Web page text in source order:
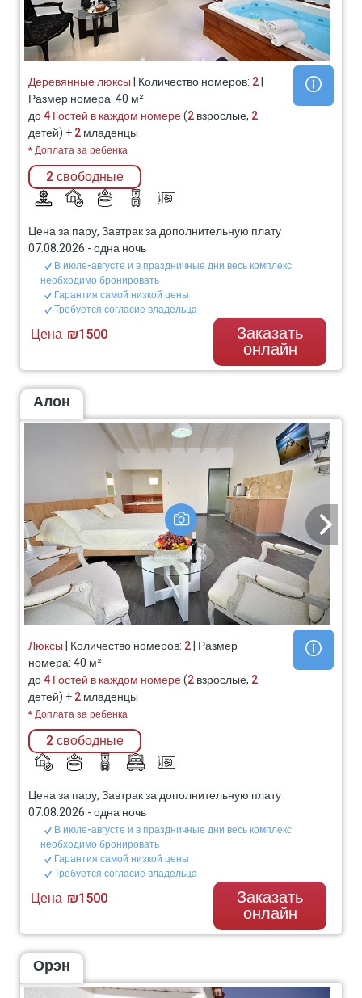
Деревянные люксы| Количество номеров: 2|
Размер номера: 40 м²
до4 Гостей в каждом номере(2взрослые, 2
детей) +2младенцы
* Доплата за ребенка
2 свободные
Цена за пару, Завтрак за дополнительную плату
07.08.2026 -одна ночь
В июле-августе и в праздничные дни весь комплекс
необходимо бронировать
Гарантия самой низкой цены
Требуется согласие владельца
Цена ₪1500 Заказать
онлайн
Алон
Люксы| Количество номеров: 2| Размер
номера: 40 м²
до4 Гостей в каждом номере(2взрослые, 2
детей) +2младенцы
* Доплата за ребенка
2 свободные
Цена за пару, Завтрак за дополнительную плату
07.08.2026 -одна ночь
В июле-августе и в праздничные дни весь комплекс
необходимо бронировать
Гарантия самой низкой цены
Требуется согласие владельца
Цена ₪1500 Заказать
онлайн
Орэн